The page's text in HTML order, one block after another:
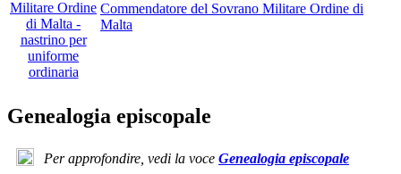
Commendatore del Sovrano Militare Ordine di
Malta
Genealogia episcopale
Per approfondire, vedi la voce Genealogia episcopale